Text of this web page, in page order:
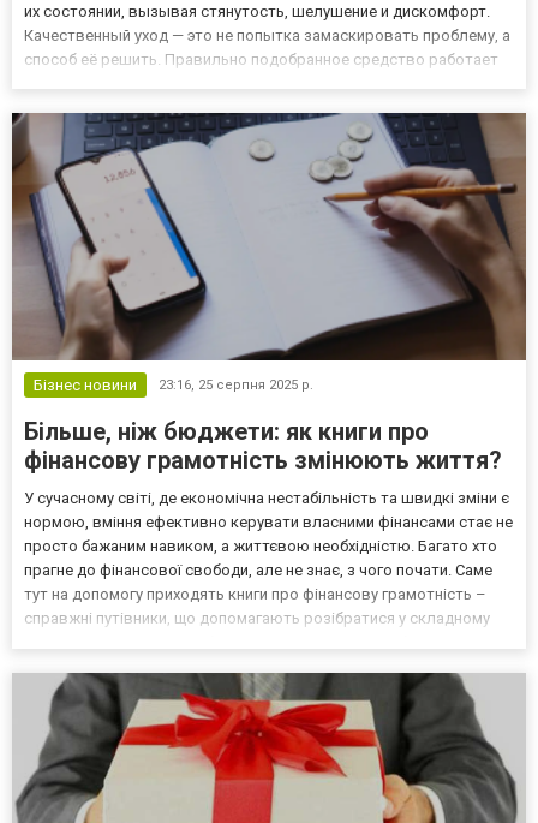
их состоянии, вызывая стянутость, шелушение и дискомфорт.
Качественный уход — это не попытка замаскировать проблему, а
способ её решить. Правильно подобранное средство работает
Бізнес новини 23:16, 25 серпня 2025 р.
Більше, ніж бюджети: як книги про
фінансову грамотність змінюють життя?
У сучасному світі, де економічна нестабільність та швидкі зміни є
нормою, вміння ефективно керувати власними фінансами стає не
просто бажаним навиком, а життєвою необхідністю. Багато хто
прагне до фінансової свободи, але не знає, з чого почати. Саме
тут на допомогу приходять книги про фінансову грамотність –
справжні путівники, що допомагають розібратися у складному